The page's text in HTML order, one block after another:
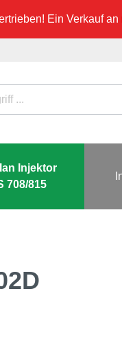
Ein Verkauf
Injektor
708/815